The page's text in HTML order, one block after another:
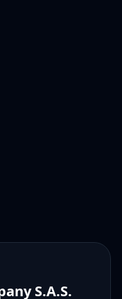
S.A.S.